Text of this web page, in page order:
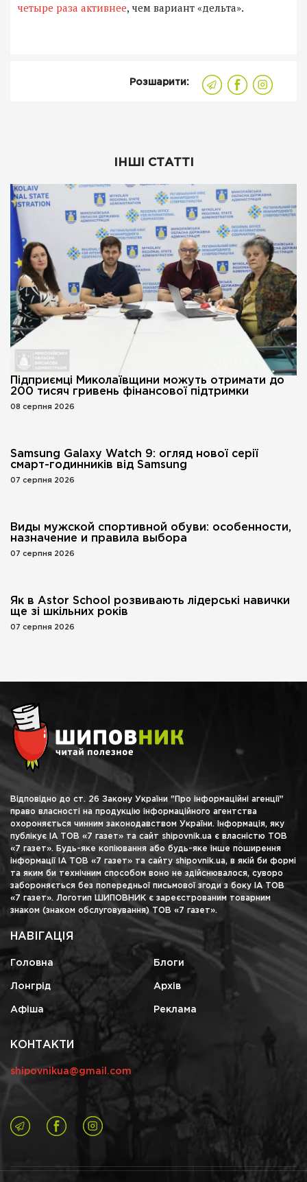
четыре раза активнее, чем вариант «дельта».
Розшарити:
ІНШІ СТАТТІ
Підприємці Миколаївщини можуть отримати до
200 тисяч гривень фінансової підтримки
08 серпня 2026
Samsung Galaxy Watch 9: огляд нової серії
смарт-годинників від Samsung
07 серпня 2026
Виды мужской спортивной обуви: особенности,
назначение и правила выбора
07 серпня 2026
Як в Astor School розвивають лідерські навички
ще зі шкільних років
07 серпня 2026
Відповідно до ст. 26 Закону України "Про інформаційні агенції"
право власності на продукцію інформаційного агентства
охороняється чинним законодавством України. Інформація, яку
публікує ІА ТОВ «7 газет» та сайт shipovnik.ua є власністю ТОВ
«7 газет». Будь-яке копіювання або будь-яке інше поширення
інформації ІА ТОВ «7 газет» та сайту shipovnik.ua, в якій би формі
та яким би технічним способом воно не здійснювалося, суворо
забороняється без попередньої письмової згоди з боку ІА ТОВ
«7 газет». Логотип ШИПОВНИК є зареєстрованим товарним
знаком (знаком обслуговування) ТОВ «7 газет».
НАВІГАЦІЯ
Головна Блоги
Лонгрід Архів
Афіша Реклама
КОНТАКТИ
shipovnikua@gmail.com